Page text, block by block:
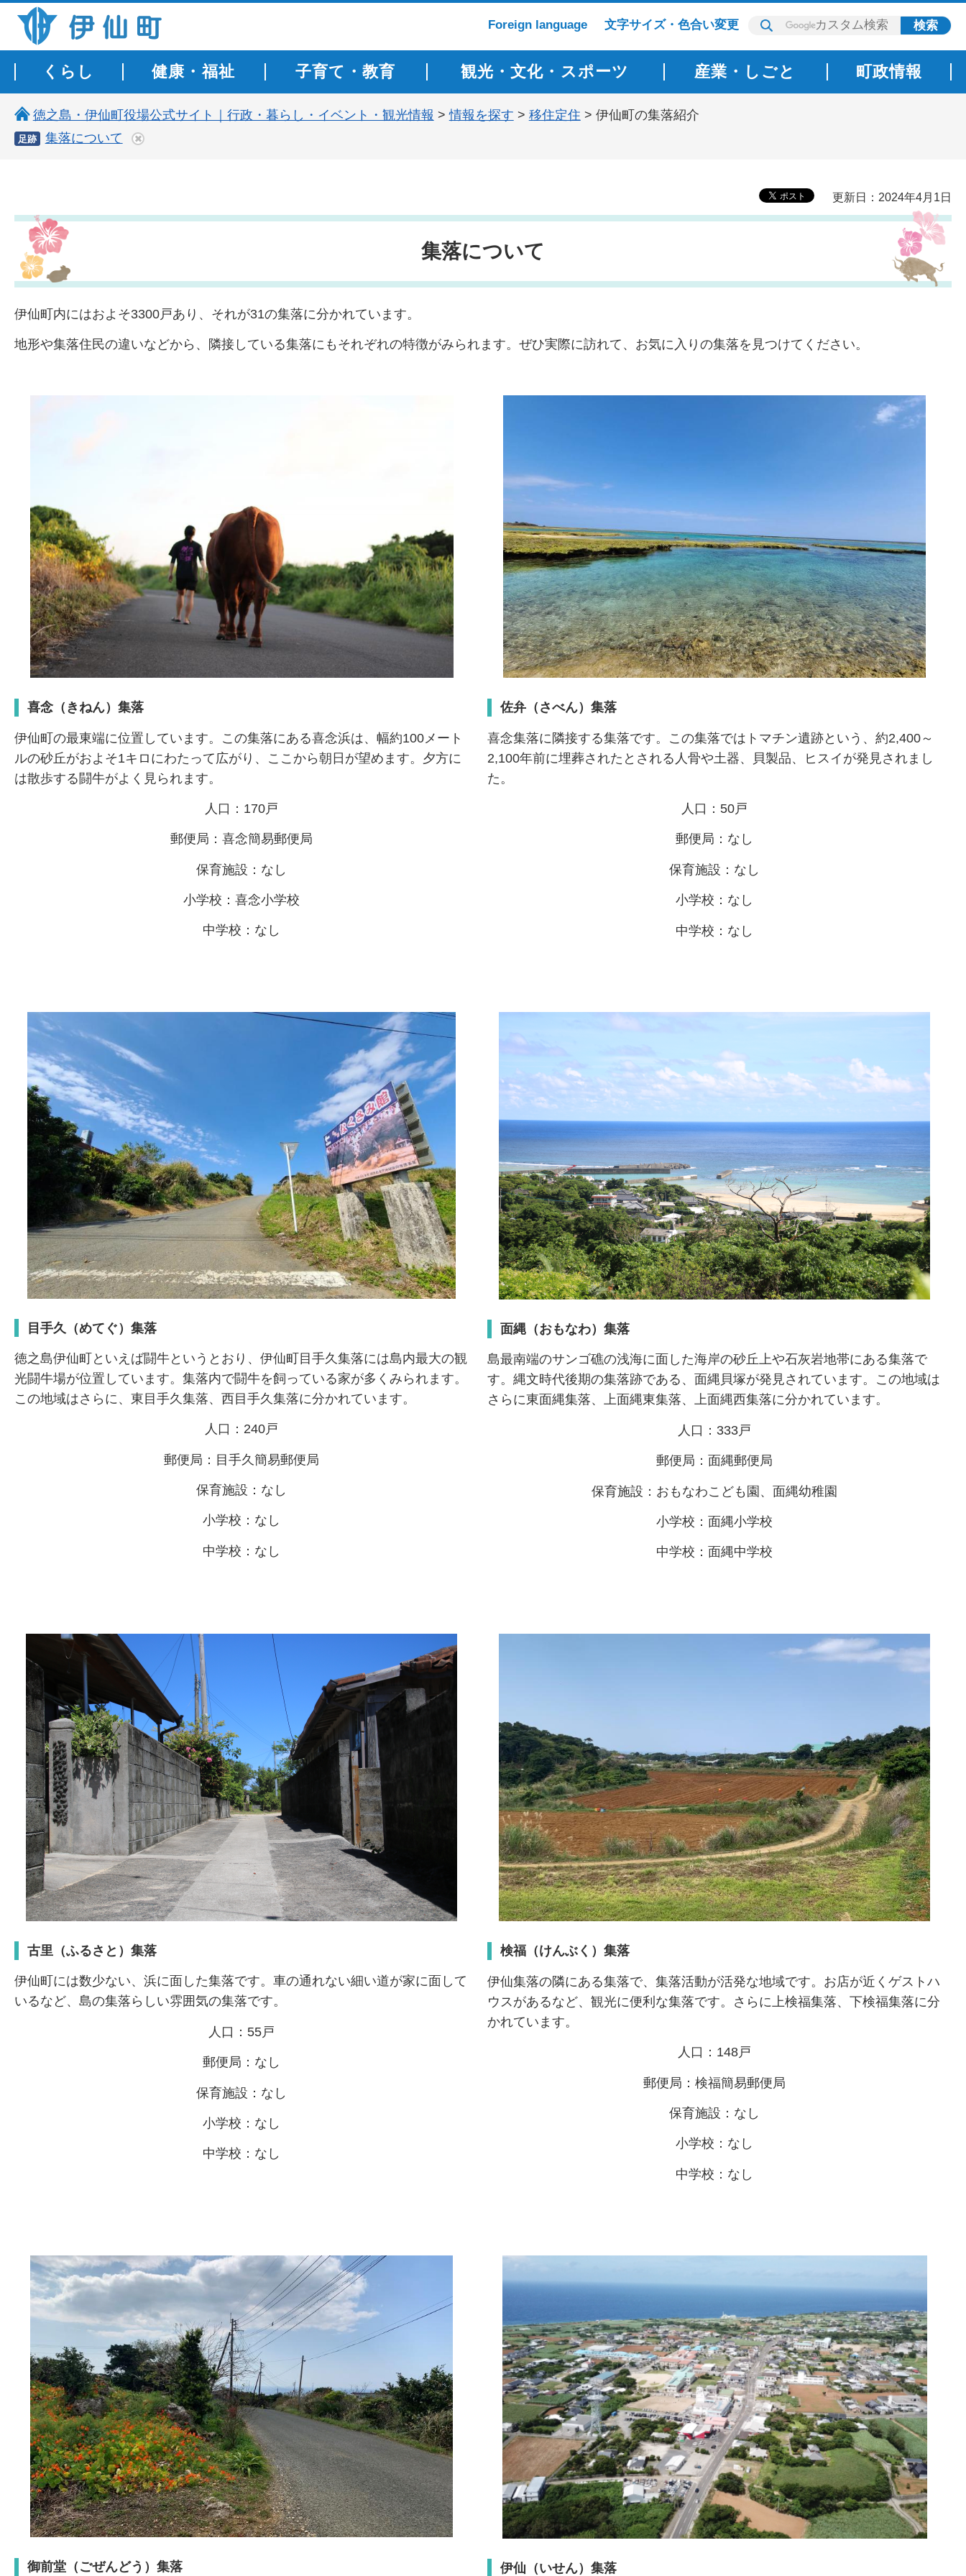
伊仙町 健康・長寿と子宝の町 Foreign language 文字サイズ・色合い変更
くらし 健康・福祉 子育て・教育 観光・文化・スポーツ 産業・しごと 町政情報
徳之島・伊仙町役場公式サイト｜行政・暮らし・イベント・観光情報 >情報を探す > 移住定住 > 伊仙町の集落紹介
足跡 集落について
更新日：2024年4月1日
集落について
伊仙町内にはおよそ3300戸あり、それが31の集落に分かれています。
地形や集落住民の違いなどから、隣接している集落にもそれぞれの特徴がみられます。ぜひ実際に訪れて、お気に入りの集落を見つけてください。
喜念（きねん）集落
伊仙町の最東端に位置しています。この集落にある喜念浜は、幅約100メート
ルの砂丘がおよそ1キロにわたって広がり、ここから朝日が望めます。夕方に
は散歩する闘牛がよく見られます。
人口：170戸
郵便局：喜念簡易郵便局
保育施設：なし
小学校：喜念小学校
中学校：なし
佐弁（さべん）集落
喜念集落に隣接する集落です。この集落ではトマチン遺跡という、約2,400～
2,100年前に埋葬されたとされる人骨や土器、貝製品、ヒスイが発見されまし
た。
人口：50戸
郵便局：なし
保育施設：なし
小学校：なし
中学校：なし
目手久（めてぐ）集落
徳之島伊仙町といえば闘牛というとおり、伊仙町目手久集落には島内最大の観
光闘牛場が位置しています。集落内で闘牛を飼っている家が多くみられます。
この地域はさらに、東目手久集落、西目手久集落に分かれています。
人口：240戸
郵便局：目手久簡易郵便局
保育施設：なし
小学校：なし
中学校：なし
面縄（おもなわ）集落
島最南端のサンゴ礁の浅海に面した海岸の砂丘上や石灰岩地帯にある集落で
す。縄文時代後期の集落跡である、面縄貝塚が発見されています。この地域は
さらに東面縄集落、上面縄東集落、上面縄西集落に分かれています。
人口：333戸
郵便局：面縄郵便局
保育施設：おもなわこども園、面縄幼稚園
小学校：面縄小学校
中学校：面縄中学校
古里（ふるさと）集落
伊仙町には数少ない、浜に面した集落です。車の通れない細い道が家に面して
いるなど、島の集落らしい雰囲気の集落です。
人口：55戸
郵便局：なし
保育施設：なし
小学校：なし
中学校：なし
検福（けんぶく）集落
伊仙集落の隣にある集落で、集落活動が活発な地域です。お店が近くゲストハ
ウスがあるなど、観光に便利な集落です。さらに上検福集落、下検福集落に分
かれています。
人口：148戸
郵便局：検福簡易郵便局
保育施設：なし
小学校：なし
中学校：なし
御前堂（ごぜんどう）集落 伊仙（いせん）集落